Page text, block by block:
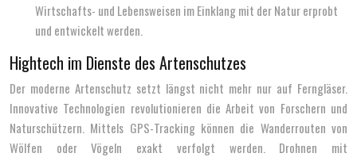
Wirtschafts- und Lebensweisen im Einklang mit der Natur erprobt
und entwickelt werden.
Hightech im Dienste des Artenschutzes
Der moderne Artenschutz setzt längst nicht mehr nur auf Ferngläser.
Innovative Technologien revolutionieren die Arbeit von Forschern und
Naturschützern. Mittels GPS-Tracking können die Wanderrouten von
Wölfen oder Vögeln exakt verfolgt werden. Drohnen mit